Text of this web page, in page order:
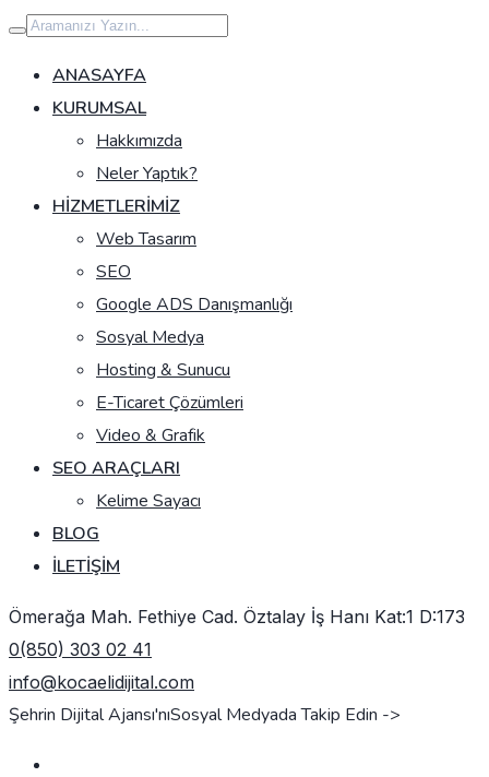
İçeriğe
geç
ANASAYFA
KURUMSAL
Hakkımızda
Neler Yaptık?
HIZMETLERIMIZ
Web Tasarım
SEO
Google ADS Danışmanlığı
Sosyal Medya
Hosting & Sunucu
E-Ticaret Çözümleri
Video & Grafik
SEO ARAÇLARI
Kelime Sayacı
BLOG
İLETIŞIM
Ömerağa Mah. Fethiye Cad. Öztalay İş Hanı Kat:1 D:173
0(850) 303 02 41
info@kocaelidijital.com
Şehrin Dijital Ajansı'nıSosyal Medyada Takip Edin ->